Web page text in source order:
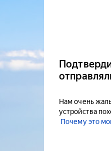
Нам очень
устройства
Почему это